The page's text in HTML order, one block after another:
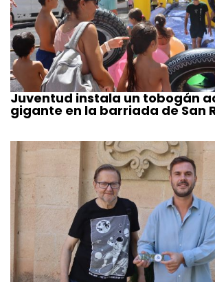
Juventud instala un tobogán
gigante en la barriada de San